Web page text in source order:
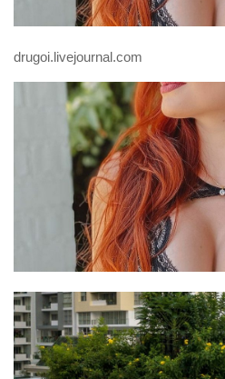
drugoi.livejournal.com